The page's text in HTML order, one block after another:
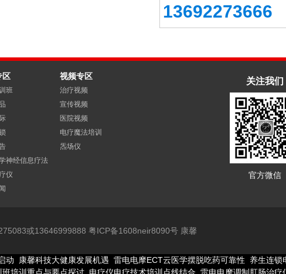
13692273666
区
班
神经信息疗法
仪
视频专区
治疗视频
宣传视频
医院视频
电疗魔法培训
炁场仪
关注我们
官方微信
或13646999888 粤ICP备1608neir8090号 康馨
动 康馨科技大健康发展机遇 雷电电摩ECT云医学摆脱吃药可靠性 养生连锁